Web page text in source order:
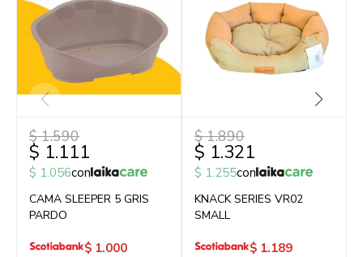
$ 1.111
$ 1.590
$ 1.056con
CAMA SLEEPER 5 GRIS
PARDO
$ 1.000
$ 1.321
$ 1.890
$ 1.255con
KNACK SERIES VR02
SMALL
$ 1.189